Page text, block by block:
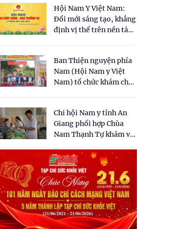
Hội Nam Y Việt Nam:
Đổi mới sáng tạo, khẳng
định vị thế trên nền tảng
Ban Thiện nguyện phía
Nam (Hội Nam y Việt
Nam) tổ chức khám chữa
dân tại xã Tân Tập
Chi hội Nam y tỉnh An
Giang phối hợp Chùa
Nam Thạnh Tự khám và
nhân dân